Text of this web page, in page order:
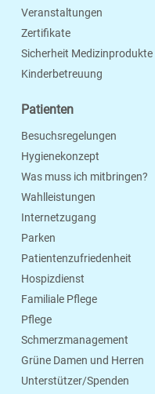
Veranstaltungen
Zertifikate
Sicherheit Medizinprodukte
Kinderbetreuung
Patienten
Besuchsregelungen
Hygienekonzept
Was muss ich mitbringen?
Wahlleistungen
Internetzugang
Parken
Patientenzufriedenheit
Hospizdienst
Familiale Pflege
Pflege
Schmerzmanagement
Grüne Damen und Herren
Unterstützer/Spenden